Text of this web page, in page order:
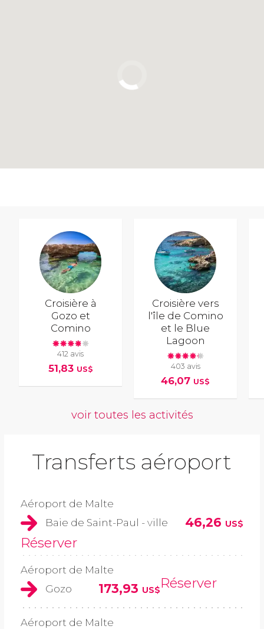
Croisière à
Gozo et
Comino
412 avis
51,83 US$
Croisière vers
l'île de Comino
et le Blue
Lagoon
403 avis
46,07 US$
voir toutes les activités
Transferts aéroport
Aéroport de Malte
Baie de Saint-Paul - ville
46,26 US$
Réserver
Aéroport de Malte
Gozo
173,93 US$Réserver
Aéroport de Malte